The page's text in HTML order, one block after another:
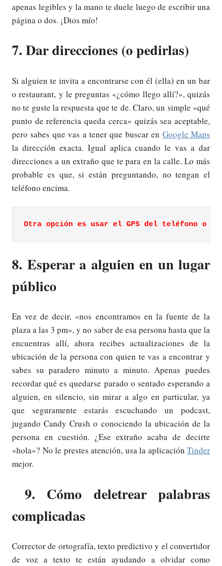
apenas legibles y la mano te duele luego de escribir una
página o dos. ¡Dios mío!
7. Dar direcciones (o pedirlas)
Si alguien te invita a encontrarse con él (ella) en un bar
o restaurant, y le preguntas «¿cómo llego allí?», quizás
no te guste la respuesta que te de. Claro, un simple «qué
punto de referencia queda cerca» quizás sea aceptable,
pero sabes que vas a tener que buscar en Google Maps
la dirección exacta. Igual aplica cuando le vas a dar
direcciones a un extraño que te para en la calle. Lo más
probable es que, si están preguntando, no tengan el
teléfono encima.
Otra opción es usar el GPS del teléfono o
8. Esperar a alguien en un lugar
público
En vez de decir, «nos encontramos en la fuente de la
plaza a las 3 pm», y no saber de esa persona hasta que la
encuentras allí, ahora recibes actualizaciones de la
ubicación de la persona con quien te vas a encontrar y
sabes su paradero minuto a minuto. Apenas puedes
recordar qué es quedarse parado o sentado esperando a
alguien, en silencio, sin mirar a algo en particular, ya
que seguramente estarás escuchando un podcast,
jugando Candy Crush o conociendo la ubicación de la
persona en cuestión. ¿Ese extraño acaba de decirte
«hola»? No le prestes atención, usa la aplicación Tinder
mejor.
9. Cómo deletrear palabras
complicadas
Corrector de ortografía, texto predictivo y el convertidor
de voz a texto te están ayudando a olvidar como